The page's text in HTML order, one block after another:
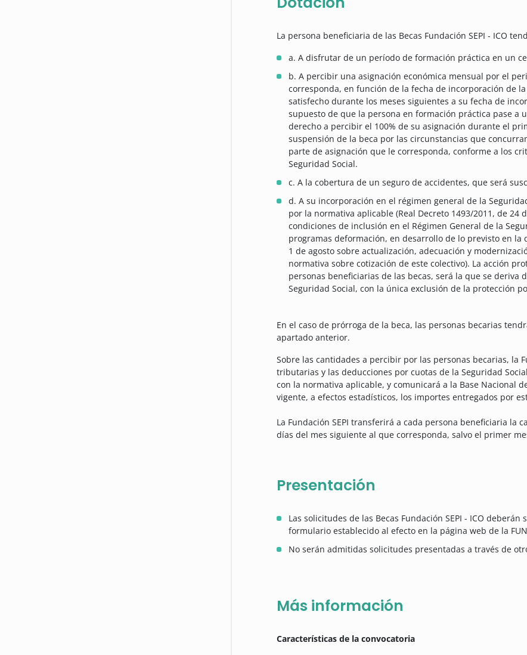
La persona beneficiaria de las Becas Fundación SEPI - ICO
a. A disfrutar de un período de formación práctica en un
b. A percibir una asignación económica mensual por el
corresponda, en función de la fecha de incorporación de
satisfecho durante los meses siguientes a su fecha de
supuesto de que la persona en formación práctica pase a
derecho a percibir el 100% de su asignación durante el
suspensión de la beca por las circunstancias que
parte de asignación que le corresponda, conforme a los
Seguridad Social.
c. A la cobertura de un seguro de accidentes, que será
d. A su incorporación en el régimen general de la
por la normativa aplicable (Real Decreto 1493/2011, de
condiciones de inclusión en el Régimen General de la
programas deformación, en desarrollo de lo previsto en la
1 de agosto sobre actualización, adecuación y
normativa sobre cotización de este colectivo). La acción
personas beneficiarias de las becas, será la que se
Seguridad Social, con la única exclusión de la protección
En el caso de prórroga de la beca, las personas becarias
apartado anterior.
Sobre las cantidades a percibir por las personas becarias, la
tributarias y las deducciones por cuotas de la Seguridad
con la normativa aplicable, y comunicará a la Base Nacional
vigente, a efectos estadísticos, los importes entregados por
La Fundación SEPI transferirá a cada persona beneficiaria la
días del mes siguiente al que corresponda, salvo el primer
Presentación
Las solicitudes de las Becas Fundación SEPI - ICO
formulario establecido al efecto en la página web de la
No serán admitidas solicitudes presentadas a través de
Más información
Características de la convocatoria